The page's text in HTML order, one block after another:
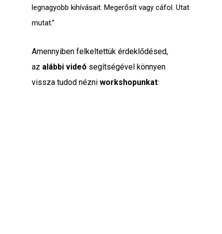
legnagyobb kihívásait. Megerősít vagy cáfol. Utat
mutat.”
Amennyiben felkeltettük érdeklődésed,
az alábbi videó segítségével könnyen
vissza tudod nézniworkshopunkat: